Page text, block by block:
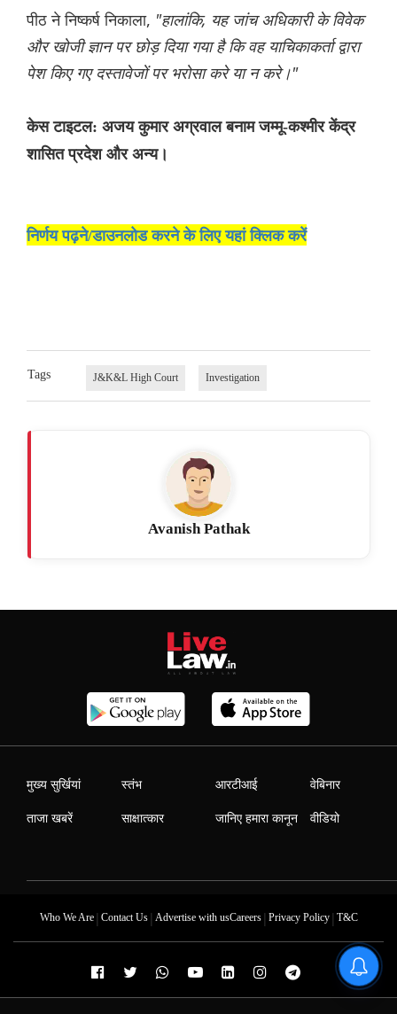
पीठ ने निष्कर्ष निकाला, "हालांकि, यह जांच अधिकारी के विवेक
और खोजी ज्ञान पर छोड़ दिया गया है कि वह याचिकाकर्ता द्वारा
पेश किए गए दस्तावेजों पर भरोसा करे या न करे।"
केस टाइटल: अजय कुमार अग्रवाल बनाम जम्मू-कश्मीर केंद्र
शासित प्रदेश और अन्य।
निर्णय पढ़ने/डाउनलोड करने के लिए यहां क्लिक करें
Tags J&K&L High Court Investigation
Avanish Pathak
मुख्य सुर्खियां
ताजा खबरें
स्तंभ
साक्षात्कार
आरटीआई
जानिए हमारा कानून
वेबिनार
वीडियो
Who We Are| Contact Us| Advertise with usCareers| Privacy Policy| T&C